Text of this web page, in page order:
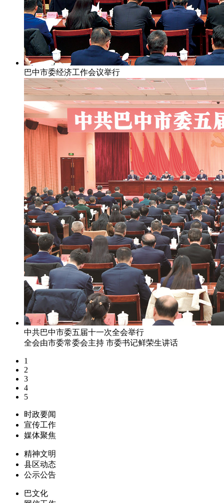
巴中市委经济工作会议举行
中共巴中市委五届十一次全会举行
全会由市委常委会主持 市委书记鲜荣生讲话
1
2
3
4
5
时政要闻
宣传工作
媒体聚焦
精神文明
县区动态
公示公告
巴文化